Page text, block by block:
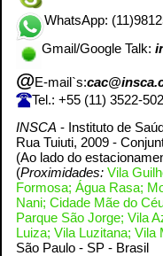
WhatsApp:
Gmail/Google Talk:
@E-mail`s:
Tel.: +55 (11) 3522-
INSCA - Instituto de
Rua Tuiuti, 2009 -
(Ao lado do
(Proximidades: Vila
Formosa; Água Rasa;
Nani; Cidade Mãe do
Parque São Jorge; Vila
Luiza; Vila Luzitana; Vila
São Paulo - SP - Brasil